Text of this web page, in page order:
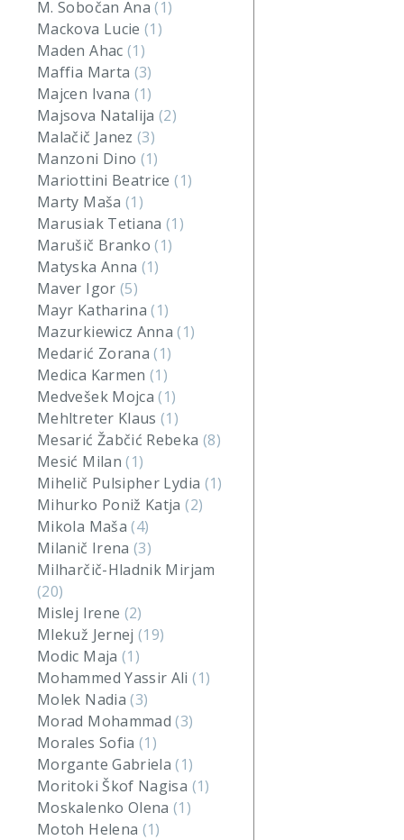
M. Sobočan Ana(1)
Mackova Lucie(1)
Maden Ahac (1)
Maffia Marta (3)
Majcen Ivana (1)
Majsova Natalija(2)
Malačič Janez(3)
Manzoni Dino (1)
Mariottini Beatrice(1)
Marty Maša (1)
Marusiak Tetiana(1)
Marušič Branko(1)
Matyska Anna (1)
Maver Igor (5)
Mayr Katharina(1)
Mazurkiewicz Anna(1)
Medarić Zorana(1)
Medica Karmen(1)
Medvešek Mojca(1)
Mehltreter Klaus(1)
Mesarić Žabčić Rebeka (8)
Mesić Milan(1)
Mihelič Pulsipher Lydia (1)
Mihurko Poniž Katja(2)
Mikola Maša(4)
Milanič Irena(3)
Milharčič-Hladnik Mirjam
(20)
Mislej Irene (2)
Mlekuž Jernej(19)
Modic Maja (1)
Mohammed Yassir Ali(1)
Molek Nadia(3)
Morad Mohammad(3)
Morales Sofia(1)
Morgante Gabriela(1)
Moritoki Škof Nagisa (1)
Moskalenko Olena(1)
Motoh Helena (1)